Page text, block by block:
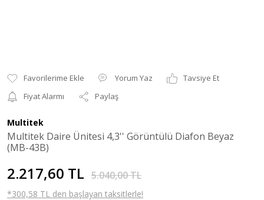
Yorum Yaz
Tavsiye Et
Fiyat Alarmı
Paylaş
Multitek
Multitek Daire Ünitesi 4,3'' Görüntülü Diafon Beyaz
(MB-43B)
2.217,60 TL 5.040,00 TL
*300,58 TL den başlayan taksitlerle!